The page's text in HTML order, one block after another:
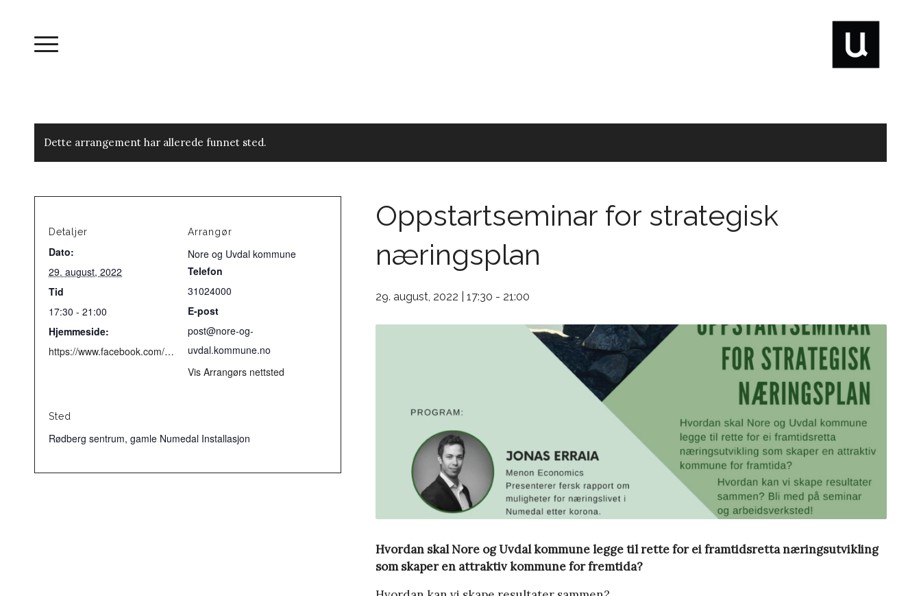
Dette arrangement har allerede funnet sted.
Oppstartseminar for strategisk
næringsplan
29. august, 2022 | 17:30 - 21:00
Hvordan skal Nore og Uvdal kommune legge til rette for ei framtidsretta næringsutvikling
som skaper en attraktiv kommune for fremtida?
Detaljer
Dato:
29. august, 2022
Tid
17:30 - 21:00
Hjemmeside:
https://www.facebook.com/noreoguvdalkommune/
Arrangør
Nore og Uvdal kommune
Telefon
31024000
E-post
post@nore-og-
uvdal.kommune.no
Vis Arrangørs nettsted
Sted
Rødberg sentrum, gamle Numedal Installasjon